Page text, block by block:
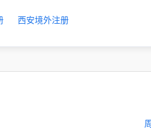
西安境外注册